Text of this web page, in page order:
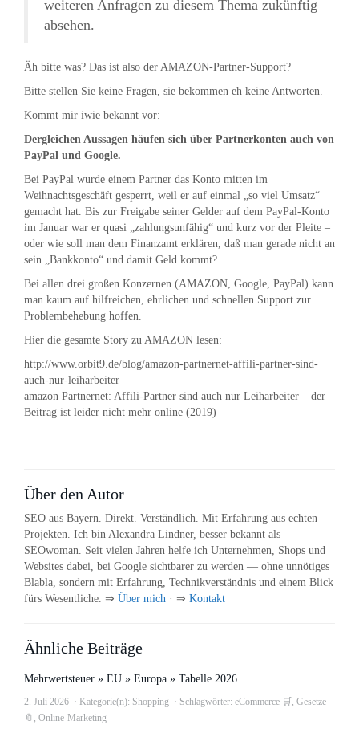
weiteren Anfragen zu diesem Thema zukünftig
absehen.
Äh bitte was? Das ist also der AMAZON-Partner-Support?
Bitte stellen Sie keine Fragen, sie bekommen eh keine Antworten.
Kommt mir iwie bekannt vor:
Dergleichen Aussagen häufen sich über Partnerkonten auch von
PayPal und Google.
Bei PayPal wurde einem Partner das Konto mitten im
Weihnachtsgeschäft gesperrt, weil er auf einmal „so viel Umsatz“
gemacht hat. Bis zur Freigabe seiner Gelder auf dem PayPal-Konto
im Januar war er quasi „zahlungsunfähig“ und kurz vor der Pleite –
oder wie soll man dem Finanzamt erklären, daß man gerade nicht an
sein „Bankkonto“ und damit Geld kommt?
Bei allen drei großen Konzernen (AMAZON, Google, PayPal) kann
man kaum auf hilfreichen, ehrlichen und schnellen Support zur
Problembehebung hoffen.
Hier die gesamte Story zu AMAZON lesen:
http://www.orbit9.de/blog/amazon-partnernet-affili-partner-sind-
auch-nur-leiharbeiter
amazon Partnernet: Affili-Partner sind auch nur Leiharbeiter – der
Beitrag ist leider nicht mehr online (2019)
Über den Autor
SEO aus Bayern. Direkt. Verständlich. Mit Erfahrung aus echten
Projekten. Ich bin Alexandra Lindner, besser bekannt als
SEOwoman. Seit vielen Jahren helfe ich Unternehmen, Shops und
Websites dabei, bei Google sichtbarer zu werden — ohne unnötiges
Blabla, sondern mit Erfahrung, Technikverständnis und einem Blick
fürs Wesentliche. ⇒ Über mich · ⇒ Kontakt
Ähnliche Beiträge
Mehrwertsteuer » EU » Europa » Tabelle 2026
2. Juli 2026 Kategorie(n): Shopping Schlagwörter: eCommerce 🛒, Gesetze
📎 , Online-Marketing